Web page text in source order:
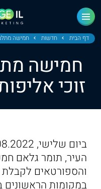
דף הבית חדשות חמישה
חמישה
זוכי
העיר, תומר גלאם
והספורטאים
במקומות הראשונים